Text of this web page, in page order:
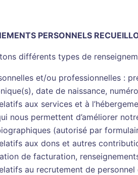
PERSONNELS
différents types de
et/ou professionnelles :
date de naissance,
aux services et à
nous permettent d’améliorer
(autorisé par
aux dons et autres
de facturation,
au recrutement de